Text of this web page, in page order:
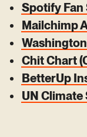
Spotify Fan
Mailchimp
Chit Chart
BetterUp
UN Climate